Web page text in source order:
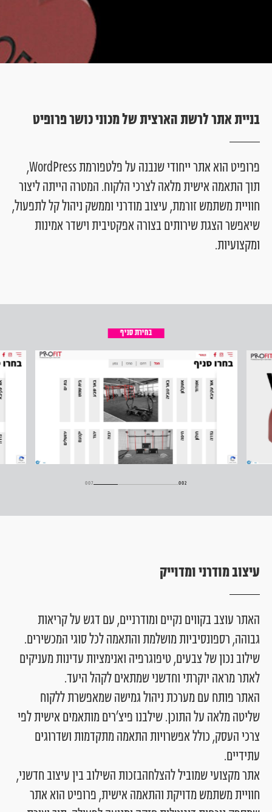
בנייתאתרלרשתהארציתשלמכוניכושרפרופיט
פרופיטהואאתרייחודישנבנהעלפלטפורמתWordPress,
תוךהתאמהאישיתמלאהלצרכיהלקוח.המטרההייתהליצור
חווייתמשתמשזורמת,עיצובמודרניוממשקניהולקללתפעול,
שיאפשרהצגתשירותיםבצורהאפקטיביתוישדראמינות
ומקצועיות.
בחירת סניף
002
007
עיצובמודרניומדוייק
האתרעוצבבקוויםנקייםומודרניים,עםדגשעלקריאות
גבוהה,רספונסיביותמושלמתוהתאמהלכלסוגיהמכשירים.
שילובנכוןשלצבעים,טיפוגרפיהואנימציותעדינותמעניקים
לאתרמראהיוקרתיוחדשנישמתאיםלקהלהיעד.
האתרפותחעםמערכתניהולגמישהשמאפשרתללקוח
שליטהמלאהעלהתוכן.שילבנופיצ’ריםמותאמיםאישיתלפי
צרכיהעסק,כוללאפשרויותהתאמהמתקדמותושדרוגים
עתידיים.
אתרמקצועישמוביללהצלחהבזכותהשילובביןעיצובחדשני,
חווייתמשתמשמדויקתוהתאמהאישית,פרופיטהואאתר